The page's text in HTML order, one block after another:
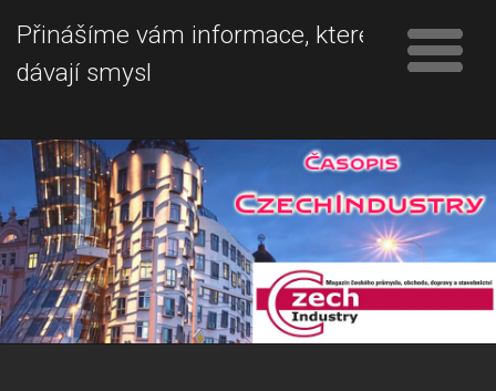
Přinášíme vám informace, které
dávají smysl